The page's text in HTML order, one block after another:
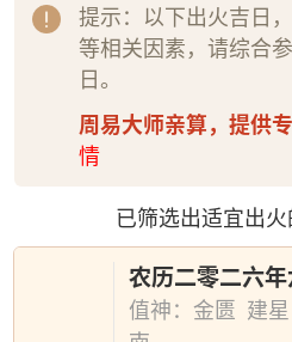
提示：以下出火吉日
等相关因素，请综合
日。
周易大师亲算，提供
情
已筛选出适宜出
农历二零二六
值神：金匮 建